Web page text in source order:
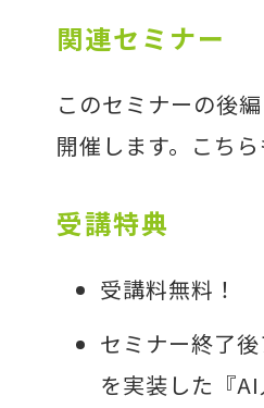
関連セミナー
このセミナーの後
開催します。こち
受講特典
受講料無料！
セミナー終了
を実装した『